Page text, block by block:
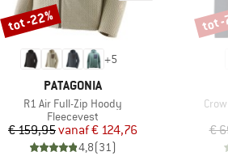
+5
MERK
PATAGONIA
Artikel
R1 Air Full-Zip Hoody
Productgroep
Fleecevest
Prijs
€ 159,95 Verlaagde prijs
vanaf€ 124,76
4,8(31)
Korting
tot -22%
€
tot